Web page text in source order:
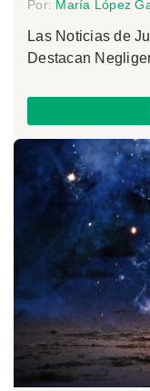
Por: María López
Las Noticias de
Destacan